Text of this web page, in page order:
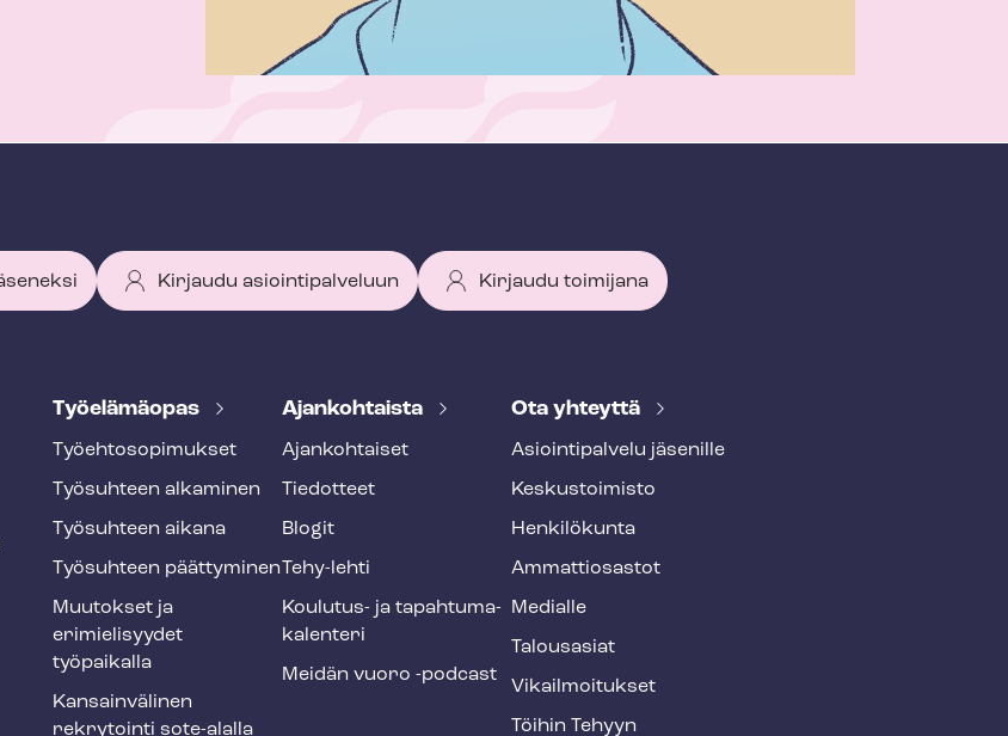
Kirjaudu asiointipalveluun Kirjaudu toimijana
Työelämäopas
Työ­eh­to­so­pi­muk­set
Työsuhteen alkaminen
Työsuhteen aikana
Työsuhteen päättyminen
Muutokset ja
erimielisyydet
työpaikalla
Kansainvälinen
rekrytointi sote-alalla
Ajankohtaista
Ajankohtaiset
Tiedotteet
Blogit
Tehy-lehti
Koulutus- ja ta­pah­tu­ma­
ka­len­te­ri
Meidän vuoro -podcast
Ota yhteyttä
Asioin­ti­pal­ve­lu jäsenille
Keskustoimisto
Henkilökunta
Ammattiosastot
Medialle
Talousasiat
Vi­kail­moi­tuk­set
Töihin Tehyyn